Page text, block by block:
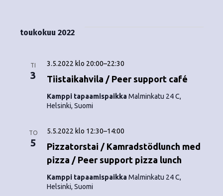
toukokuu 2022
TI
3 Tiistaikahvila / Peer support café
3.5.2022 klo 20:00–22:30
Kamppi tapaamispaikkaMalminkatu 24 C,
Helsinki, Suomi
TO
5
Pizzatorstai / Kamradstödlunch med
pizza / Peer support pizza lunch
5.5.2022 klo 12:30–14:00
Kamppi tapaamispaikkaMalminkatu 24 C,
Helsinki, Suomi